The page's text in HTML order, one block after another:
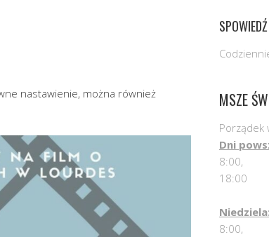
nastawienie, można również
MSZE
Porządek
Dni
8:00,
18:00
Niedziela:
8:00,